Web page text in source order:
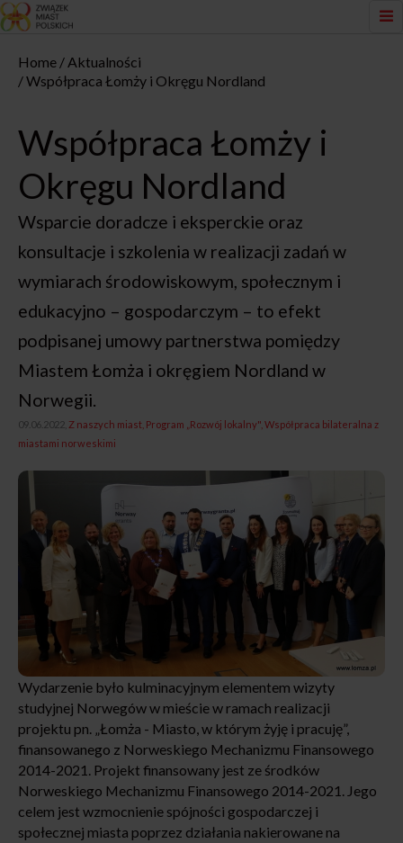
Home
Aktualności
Współpraca Łomży i Okręgu Nordland
Współpraca Łomży i
Okręgu Nordland
Wsparcie doradcze i eksperckie oraz
konsultacje i szkolenia w realizacji zadań w
wymiarach środowiskowym, społecznym i
edukacyjno – gospodarczym – to efekt
podpisanej umowy partnerstwa pomiędzy
Miastem Łomża i okręgiem Nordland w
Norwegii.
09.06.2022, Z naszych miast Program „Rozwój lokalny" Współpraca bilateralna z
miastami norweskimi
Wydarzenie było kulminacyjnym elementem wizyty
studyjnej Norwegów w mieście w ramach realizacji
projektu pn. „Łomża - Miasto, w którym żyję i pracuję”,
finansowanego z Norweskiego Mechanizmu Finansowego
2014-2021. Projekt finansowany jest ze środków
Norweskiego Mechanizmu Finansowego 2014-2021. Jego
celem jest wzmocnienie spójności gospodarczej i
społecznej miasta poprzez działania nakierowane na